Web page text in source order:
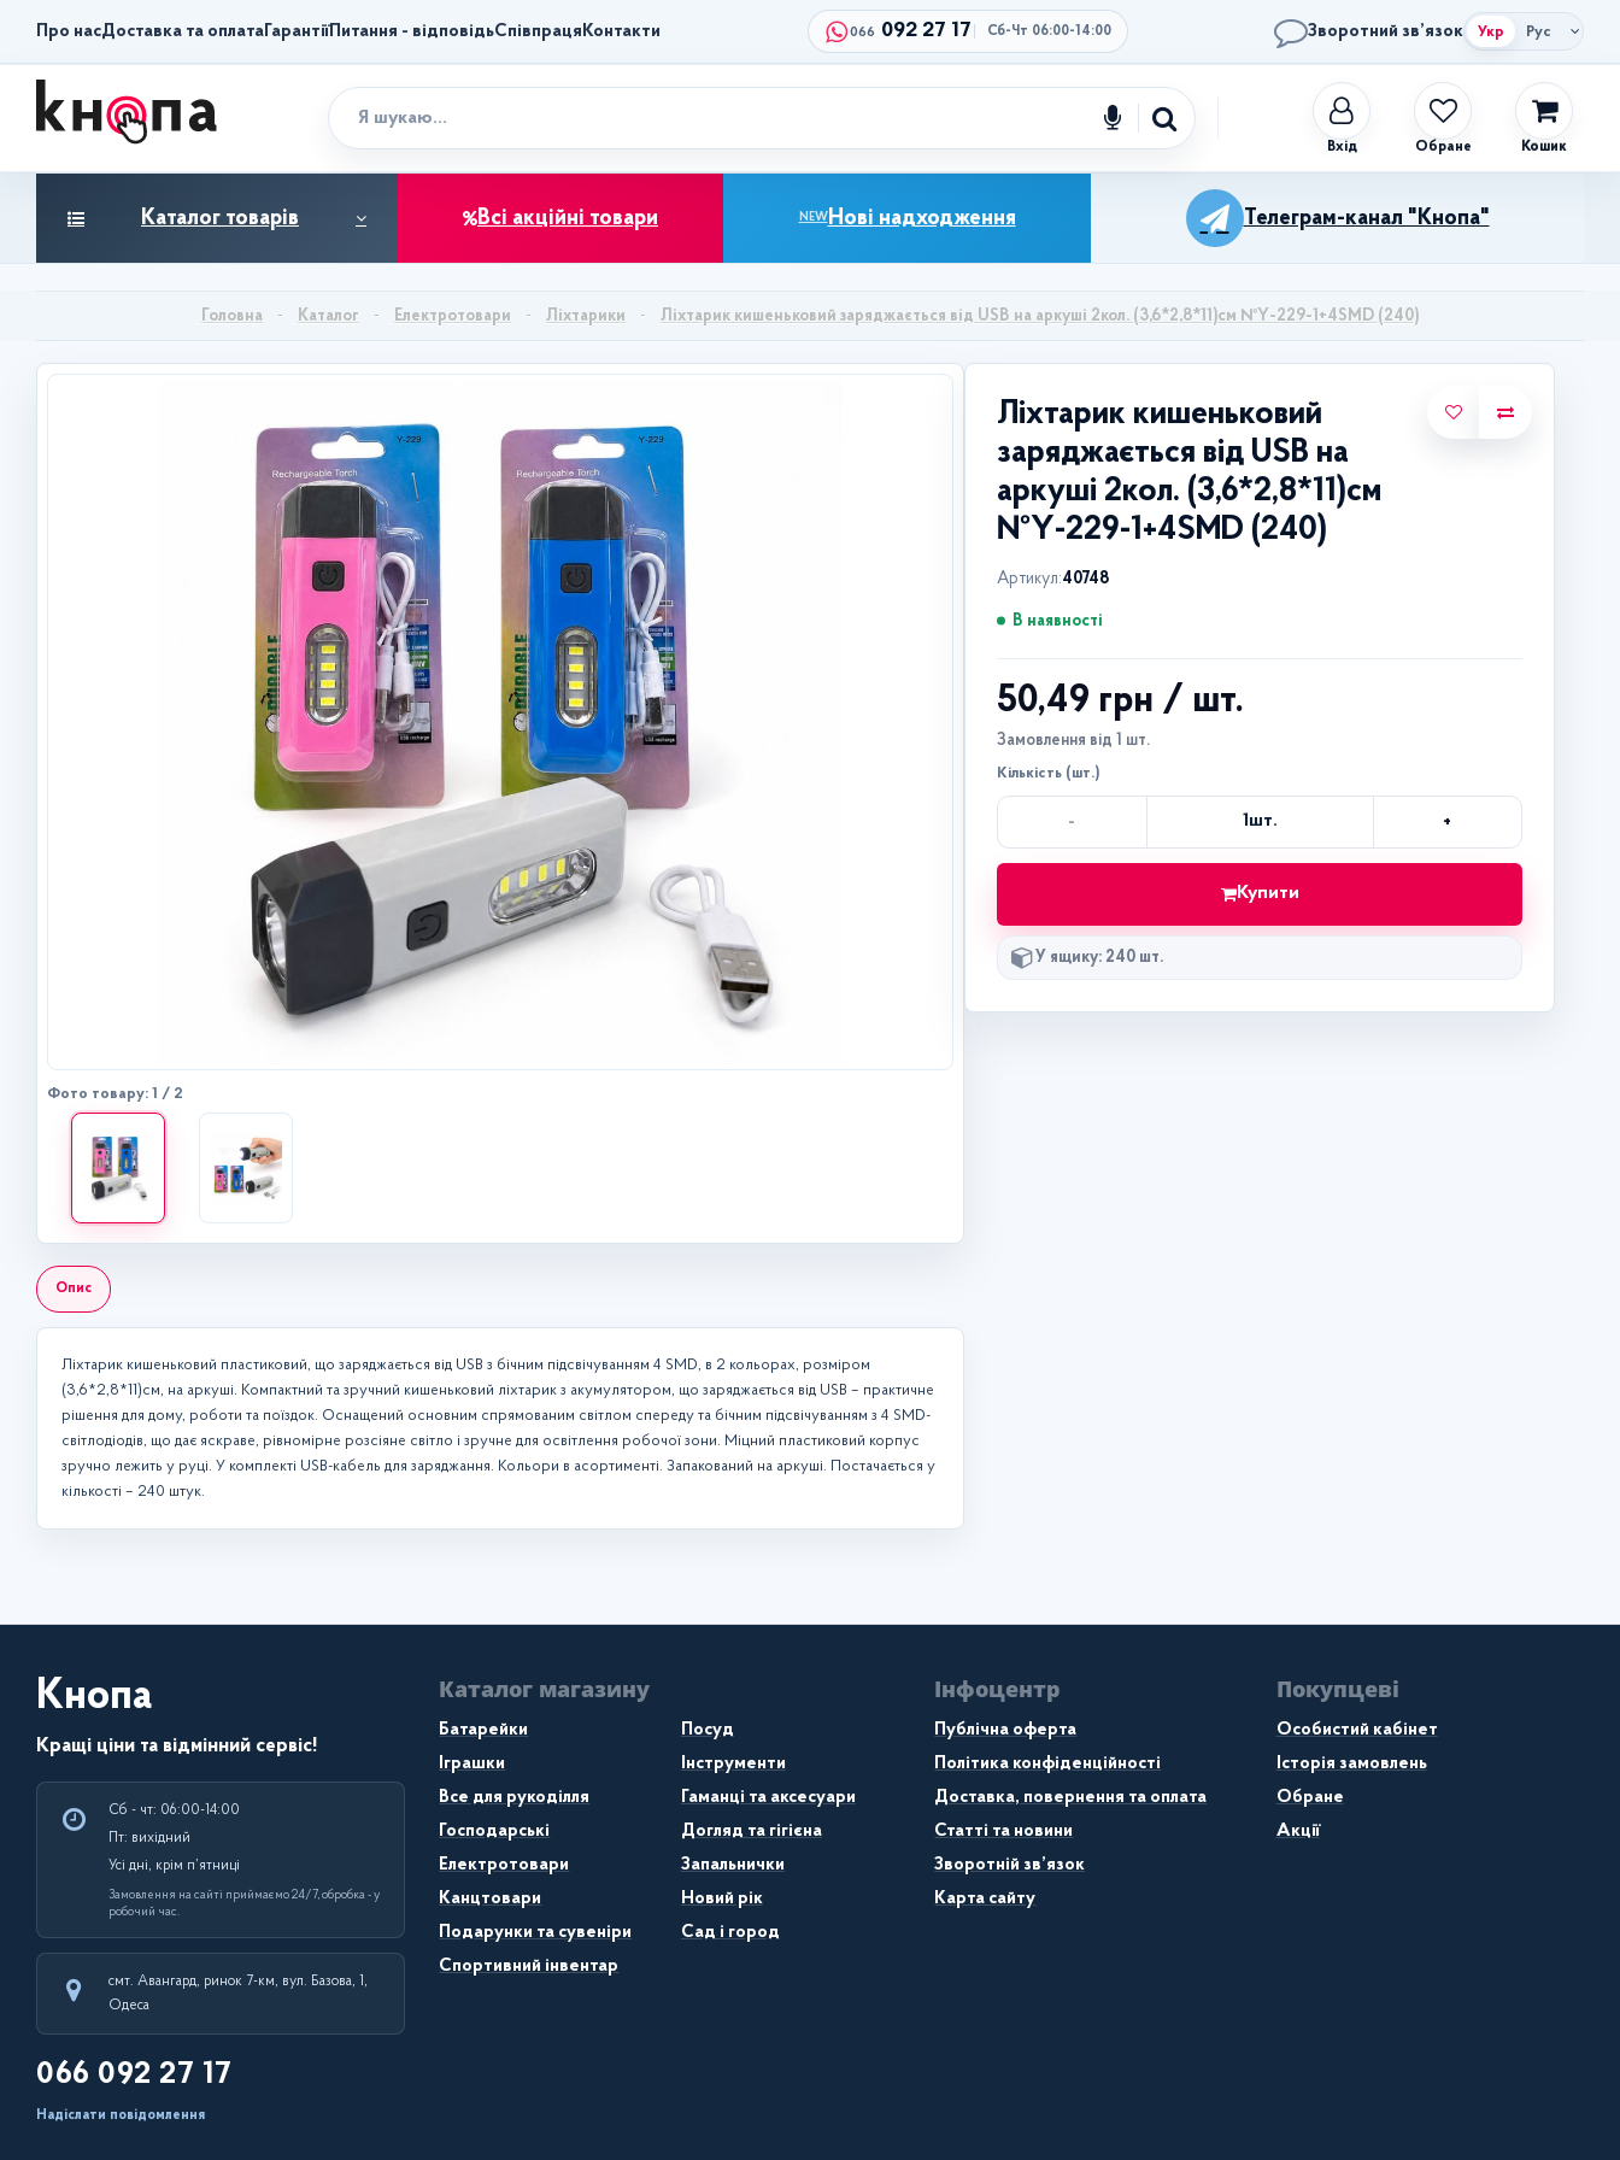
Про насДоставка та оплата ГарантіїПитання - відповідьСпівпраця Контакти 066 092 27 17 Сб-Чт 06:00-14:00 Зворотний зв’язок Укр Рус
Обране Кошик
Каталог товарів Всі акційні товари NEWНові надходження Телеграм-канал "Кнопа"
Каталог Електротовари Ліхтарики Ліхтарик кишеньковий заряджається від USB на аркуші 2кол. (3,6*2,8*11)см №Y-229-1+4SMD (240)
Фото товару: 1 / 2
Опис
Ліхтарик кишеньковий пластиковий, що заряджається від USB з бічним підсвічуванням 4 SMD, в 2 кольорах, розміром
(3,6*2,8*11)см, на аркуші. Компактний та зручний кишеньковий ліхтарик з акумулятором, що заряджається від USB – практичне
рішення для дому, роботи та поїздок. Оснащений основним спрямованим світлом спереду та бічним підсвічуванням з 4 SMD-
світлодіодів, що дає яскраве, рівномірне розсіяне світло і зручне для освітлення робочої зони. Міцний пластиковий корпус
зручно лежить у руці. У комплекті USB-кабель для заряджання. Кольори в асортименті. Запакований на аркуші. Постачається у
кількості – 240 штук.
Ліхтарик кишеньковий
заряджається від USB на
аркуші 2кол. (3,6*2,8*11)см
№Y-229-1+4SMD (240)
Артикул:40748
В наявності
50,49 грн / шт.
Замовлення від 1 шт.
Кількість (шт.)
- 1шт. +
Купити
У ящику: 240 шт.
Кнопа
Кращі ціни та відмінний сервіс!
Сб - чт: 06:00-14:00
Пт: вихідний
Усі дні, крім п’ятниці
Замовлення на сайті приймаємо 24/7, обробка - у
робочий час.
смт. Авангард, ринок 7-км, вул. Базова, 1,
Одеса
066 092 27 17
Надіслати повідомлення
Каталог магазину
Батарейки
Посуд
Іграшки
Інструменти
Все для рукоділля
Гаманці та аксесуари
Господарські
Догляд та гігієна
Електротовари
Запальнички
Канцтовари
Новий рік
Подарунки та сувеніри
Сад і город
Спортивний інвентар
Інфоцентр
Публічна оферта
Політика конфіденційності
Доставка, повернення та оплата
Статті та новини
Зворотній зв’язок
Карта сайту
Покупцеві
Особистий кабінет
Історія замовлень
Обране
Акції